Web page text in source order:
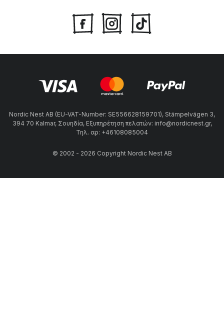
Nordic Nest AB (EU-VAT-Number: SE556628159701), Stämpelvägen 3,
394 70 Kalmar, Σουηδία, Εξυπηρέτηση πελατών: info@nordicnest.gr,
Τηλ. αρ: +46108085004
© 2002 - 2026 Copyright Nordic Nest AB